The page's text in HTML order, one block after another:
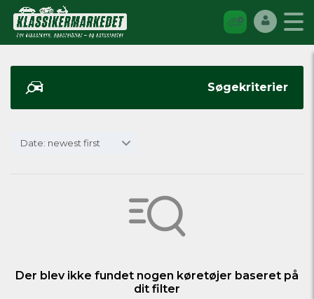
Søgekriterier
Date: newest first
Der blev ikke fundet nogen køretøjer baseret på
dit filter